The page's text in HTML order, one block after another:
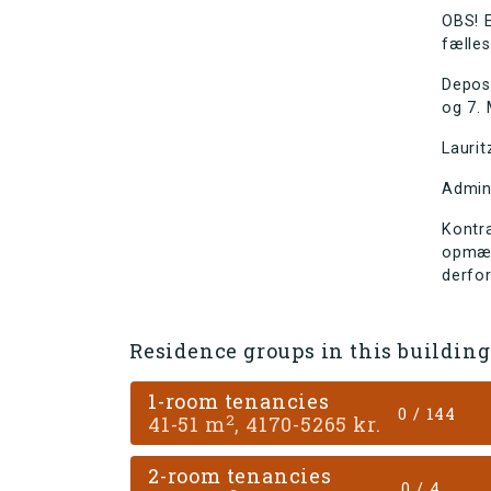
OBS!
og 7.
Residence groups in this building
1-room tenancies
41-51 m2, 4170-5265 kr. 0 / 144
2-room tenancies